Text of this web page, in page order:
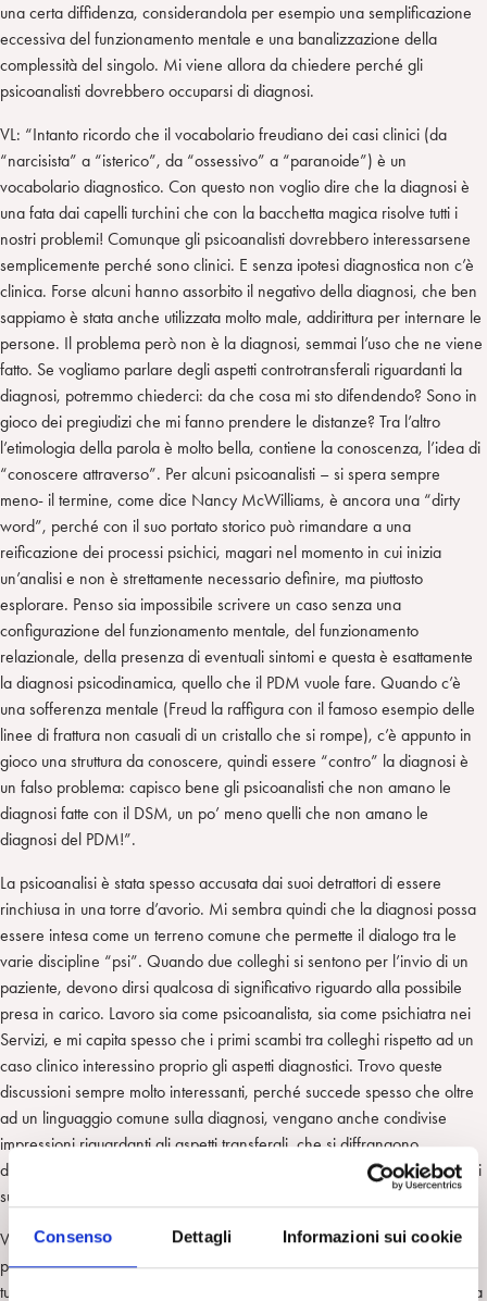
Consenso Dettagli Informazioni sui cookie
una certa diffidenza, considerandola per esempio una semplificazione
eccessiva del funzionamento mentale e una banalizzazione della
complessità del singolo. Mi viene allora da chiedere perché gli
psicoanalisti dovrebbero occuparsi di diagnosi.
VL: “Intanto ricordo che il vocabolario freudiano dei casi clinici (da
“narcisista” a “isterico”, da “ossessivo” a “paranoide”) è un
vocabolario diagnostico. Con questo non voglio dire che la diagnosi è
una fata dai capelli turchini che con la bacchetta magica risolve tutti i
nostri problemi! Comunque gli psicoanalisti dovrebbero interessarsene
semplicemente perché sono clinici. E senza ipotesi diagnostica non c’è
clinica. Forse alcuni hanno assorbito il negativo della diagnosi, che ben
sappiamo è stata anche utilizzata molto male, addirittura per internare le
persone. Il problema però non è la diagnosi, semmai l’uso che ne viene
fatto. Se vogliamo parlare degli aspetti controtransferali riguardanti la
diagnosi, potremmo chiederci: da che cosa mi sto difendendo? Sono in
gioco dei pregiudizi che mi fanno prendere le distanze? Tra l’altro
l’etimologia della parola è molto bella, contiene la conoscenza, l’idea di
“conoscere attraverso”. Per alcuni psicoanalisti – si spera sempre
meno- il termine, come dice Nancy McWilliams, è ancora una “dirty
word”, perché con il suo portato storico può rimandare a una
reificazione dei processi psichici, magari nel momento in cui inizia
un’analisi e non è strettamente necessario definire, ma piuttosto
esplorare. Penso sia impossibile scrivere un caso senza una
configurazione del funzionamento mentale, del funzionamento
relazionale, della presenza di eventuali sintomi e questa è esattamente
la diagnosi psicodinamica, quello che il PDM vuole fare. Quando c’è
una sofferenza mentale (Freud la raffigura con il famoso esempio delle
linee di frattura non casuali di un cristallo che si rompe), c’è appunto in
gioco una struttura da conoscere, quindi essere “contro” la diagnosi è
un falso problema: capisco bene gli psicoanalisti che non amano le
diagnosi fatte con il DSM, un po’ meno quelli che non amano le
diagnosi del PDM!”.
La psicoanalisi è stata spesso accusata dai suoi detrattori di essere
rinchiusa in una torre d’avorio. Mi sembra quindi che la diagnosi possa
essere intesa come un terreno comune che permette il dialogo tra le
varie discipline “psi”. Quando due colleghi si sentono per l’invio di un
paziente, devono dirsi qualcosa di significativo riguardo alla possibile
presa in carico. Lavoro sia come psicoanalista, sia come psichiatra nei
Servizi, e mi capita spesso che i primi scambi tra colleghi rispetto ad un
caso clinico interessino proprio gli aspetti diagnostici. Trovo queste
discussioni sempre molto interessanti, perché succede spesso che oltre
ad un linguaggio comune sulla diagnosi, vengano anche condivise
impressioni riguardanti gli aspetti transferali, che si diffrangono
differentemente sulle figure di terapeuti, e che danno molte informazioni
su come un paziente sta funzionando.
VL: “I clinici non devono fare diagnosi per amore di entomologia, ma
per avere indicazioni sulle possibilità di trattamento: intanto perché non
tutti i pazienti sono candidabili a una psicoanalisi, ragion per cui bisogna